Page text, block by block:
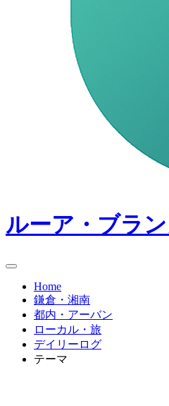
ルーア・ブラ
Home
鎌倉・湘南
都内・アーバン
ローカル・旅
デイリーログ
テーマ